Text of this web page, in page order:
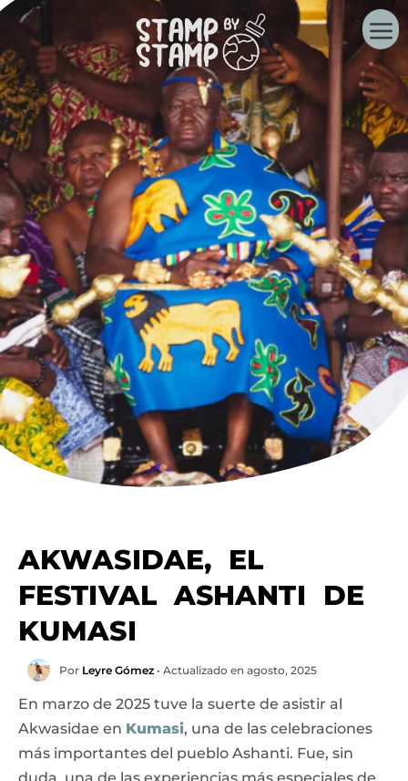
AKWASIDAE, EL
FESTIVAL ASHANTI DE
KUMASI
Por Leyre Gómez • Actualizado en agosto, 2025
En marzo de 2025 tuve la suerte de asistir al
Akwasidae en Kumasi, una de las celebraciones
más importantes del pueblo Ashanti. Fue, sin